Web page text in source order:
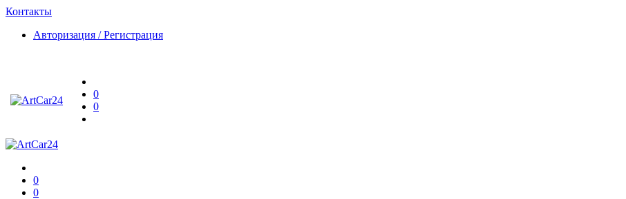
Контакты
Авторизация / Регистрация
0
0
0
0